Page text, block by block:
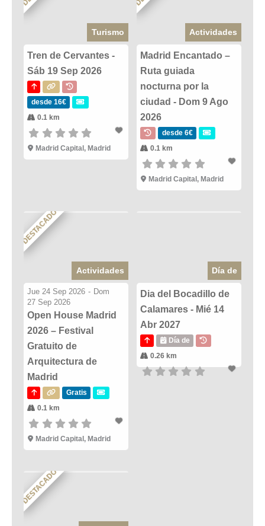
Turismo
Tren de Cervantes -
Sáb 19 Sep 2026
desde 16€
0.1 km
Madrid Capital, Madrid
Actividades
Madrid Encantado –
Ruta guiada
nocturna por la
ciudad - Dom 9 Ago
2026
desde 6€
0.1 km
Madrid Capital, Madrid
DESTACADO
Actividades
Jue 24 Sep 2026 - Dom
27 Sep 2026
Open House Madrid
2026 – Festival
Gratuito de
Arquitectura de
Madrid
Gratis
0.1 km
Madrid Capital, Madrid
Día de
Dia del Bocadillo de
Calamares - Mié 14
Abr 2027
Día de
0.26 km
DESTACADO